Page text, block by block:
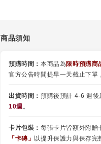
商品須知
預購時間： 本商品為限時預購商
官方公告時間提早一天截止下單
出貨時間： 預購後預計 4-6 週後
10週。
卡片包裝： 每張卡片皆額外附贈
「卡磚」 以提升保護力與保存完